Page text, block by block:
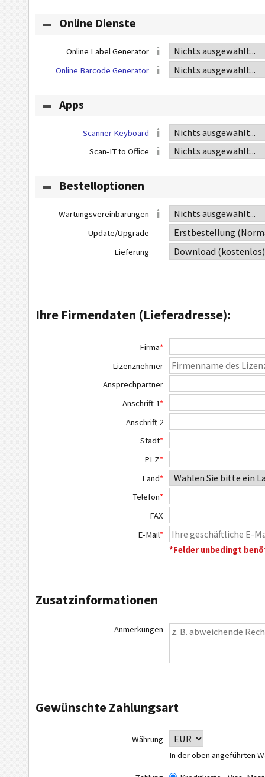
Online Dienste
Online Label Generator
Online Barcode Generator
Apps
Scanner Keyboard
Scan-IT to Office
Bestelloptionen
Wartungsvereinbarungen
Update/Upgrade
Lieferung
Ihre Firmendaten (Lieferadresse):
Firma*
Lizenznehmer
Ansprechpartner
Anschrift 1*
Anschrift 2
Stadt*
PLZ*
Land*
Telefon*
FAX
E-Mail*
*Felder unbedingt
Zusatzinformationen
Anmerkungen
Gewünschte Zahlungsart
Währung
In der oben angeführten